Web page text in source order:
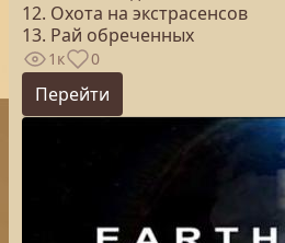
12. Охота на экстрасенсов
13. Рай обреченных
1к 0
Перейти